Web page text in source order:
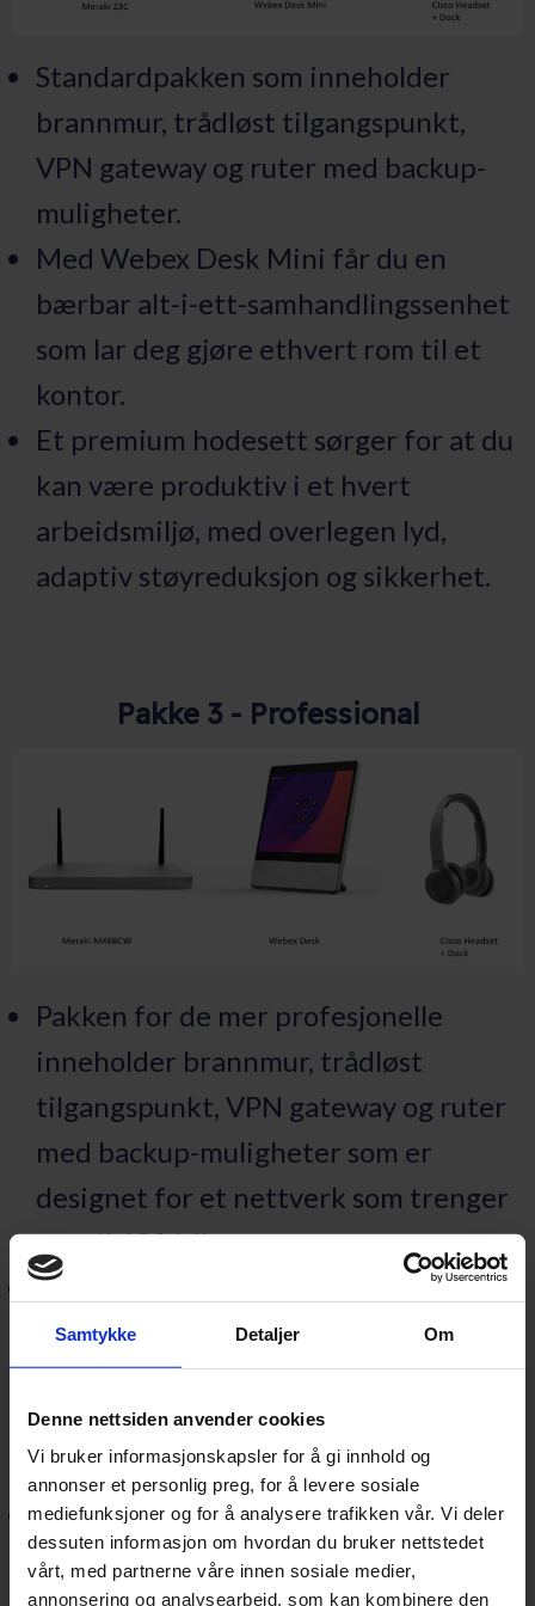
Samtykke Detaljer Om
Denne nettsiden anvender cookies
Vi bruker informasjonskapsler for å gi innhold og
annonser et personlig preg, for å levere sosiale
mediefunksjoner og for å analysere trafikken vår. Vi deler
dessuten informasjon om hvordan du bruker nettstedet
vårt, med partnerne våre innen sosiale medier,
annonsering og analysearbeid, som kan kombinere den
Standardpakken som inneholder
brannmur, trådløst tilgangspunkt,
VPN gateway og ruter med backup-
muligheter.
Med Webex Desk Mini får du en
bærbar alt-i-ett-samhandlingssenhet
som lar deg gjøre ethvert rom til et
kontor.
Et premium hodesett sørger for at du
kan være produktiv i et hvert
arbeidsmiljø, med overlegen lyd,
adaptiv støyreduksjon og sikkerhet.
Pakke 3 - Professional
Pakken for de mer profesjonelle
inneholder brannmur, trådløst
tilgangspunkt, VPN gateway og ruter
med backup-muligheter som er
designet for et nettverk som trenger
opptil 600 Mbps.
En Webex Desk som
er designet for
personlig skrivebordsbasert
samhandling og fullpakket med alle
arbeidsplass- og
arbeidsflytfunksjoner.
Et premium hodesett sørger for at du
kan være produktiv i et hvert